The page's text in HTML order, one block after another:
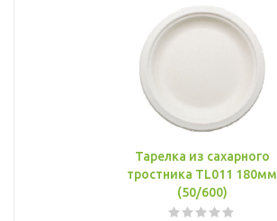
Тарелка из сахарного
тростника TL011 180мм
(50/600)